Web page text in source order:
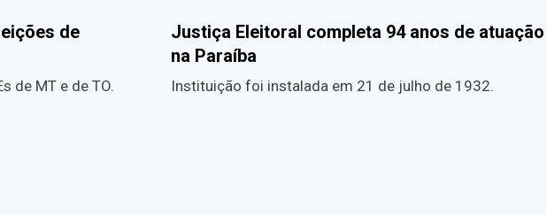
de
de MT e de TO.
Justiça Eleitoral completa 94 anos de atuação
na Paraíba
Instituição foi instalada em 21 de julho de 1932.